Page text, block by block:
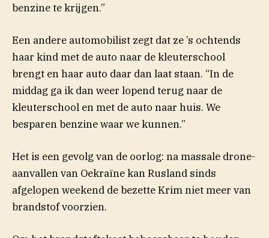
benzine te krijgen.”
Een andere automobilist zegt dat ze ’s ochtends
haar kind met de auto naar de kleuterschool
brengt en haar auto daar dan laat staan. “In de
middag ga ik dan weer lopend terug naar de
kleuterschool en met de auto naar huis. We
besparen benzine waar we kunnen.”
Het is een gevolg van de oorlog: na massale drone-
aanvallen van Oekraïne kan Rusland sinds
afgelopen weekend de bezette Krim niet meer van
brandstof voorzien.